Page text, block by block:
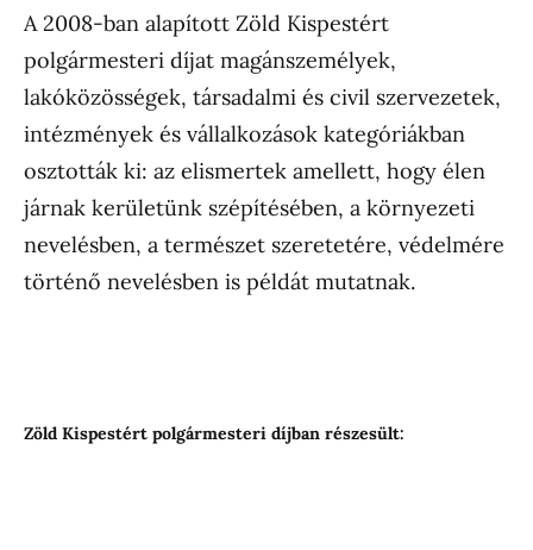
A 2008-ban alapított Zöld Kispestért
polgármesteri díjat magánszemélyek,
lakóközösségek, társadalmi és civil szervezetek,
intézmények és vállalkozások kategóriákban
osztották ki: az elismertek amellett, hogy élen
járnak kerületünk szépítésében, a környezeti
nevelésben, a természet szeretetére, védelmére
történő nevelésben is példát mutatnak.
Zöld Kispestért polgármesteri díjban részesült: